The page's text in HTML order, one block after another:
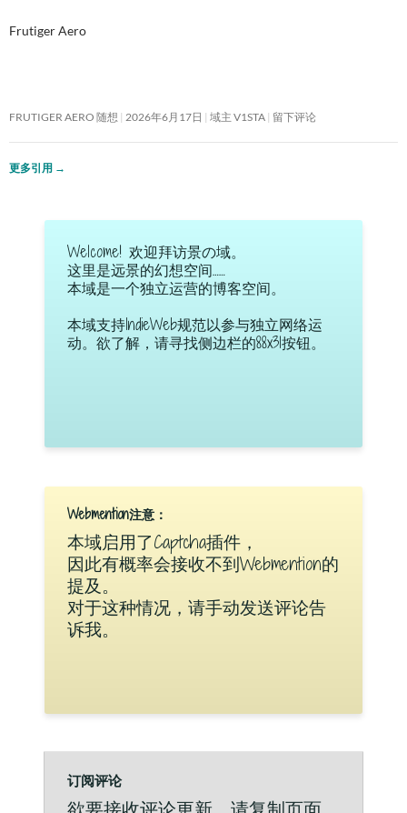
Frutiger Aero
FRUTIGER AERO 随想 2026年6月17日 域主 V1STA 留下评论
更多引用 →
Welcome! 欢迎拜访景の域。
这里是远景的幻想空间……
本域是一个独立运营的博客空间。
本域支持IndieWeb规范以参与独立网络运
动。欲了解，请寻找侧边栏的88x31按钮。
Webmention注意：
本域启用了Captcha插件，
因此有概率会接收不到Webmention的
提及。
对于这种情况，请手动发送评论告
诉我。
订阅评论